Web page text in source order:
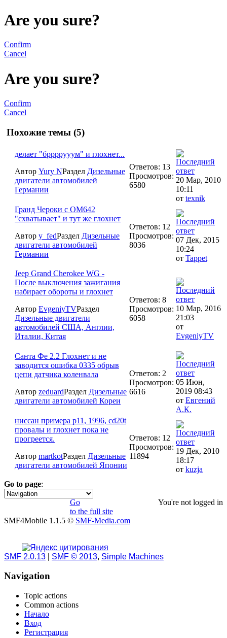
Are you sure?
Confirm
Cancel
Are you sure?
Confirm
Cancel
Похожие темы (5)
делает "бррррууум" и глохнет...
Автор Yury NРаздел Дизельные
двигатели автомобилей
Германии
Ответов: 13
Просмотров:
6580
20 Мар, 2010
10:11
от texnik
Гранд Чероки с ОМ642
"схватывает" и тут же глохнет
Автор y_fedРаздел Дизельные
двигатели автомобилей
Германии
Ответов: 12
Просмотров:
8036
07 Дек, 2015
10:24
от Tappet
Jeep Grand Cherokee WG -
После выключения зажигания
набирает обороты и глохнет
Автор EvgeniyTVРаздел
Дизельные двигатели
автомобилей США, Англии,
Италии, Китая
Ответов: 8
Просмотров:
6058
10 Мар, 2016
21:03
от
EvgeniyTV
Санта Фе 2.2 Глохнет и не
заводится ошибка 0335 обрыв
цепи датчика коленвала
Автор zeduardРаздел Дизельные
двигатели автомобилей Кореи
Ответов: 2
Просмотров:
6616
05 Июн,
2019 08:43
от Евгений
А.К.
ниссан примера р11, 1996, cd20t
провалы и глохнет пока не
прогреется.
Автор martkotРаздел Дизельные
двигатели автомобилей Японии
Ответов: 12
Просмотров:
11894
19 Дек, 2010
18:17
от kuzja
Go to page:
1
You're not logged in
Go
to the full site
SMF4Mobile 1.1.5 © SMF-Media.com
SMF 2.0.13 SMF © 2013, Simple Machines
Navigation
Topic actions
Common actions
Начало
Вход
Регистрация